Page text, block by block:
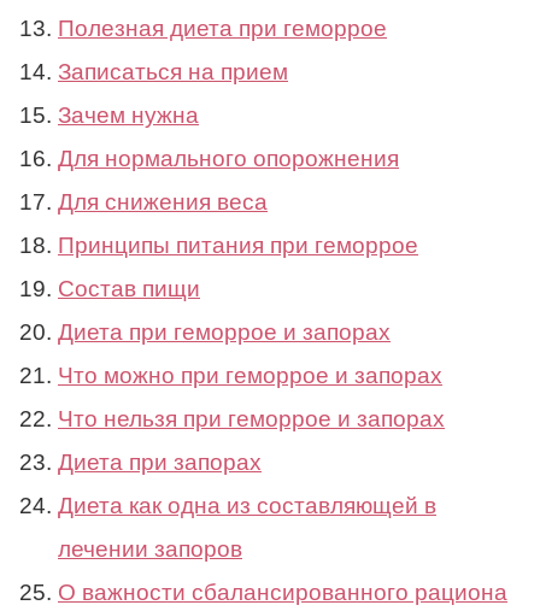
Полезная диета при геморрое
Записаться на прием
Зачем нужна
Для нормального опорожнения
Для снижения веса
Принципы питания при геморрое
Состав пищи
Диета при геморрое и запорах
Что можно при геморрое и запорах
Что нельзя при геморрое и запорах
Диета при запорах
Диета как одна из составляющей в
лечении запоров
О важности сбалансированного рациона